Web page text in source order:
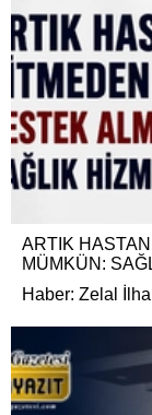
ARTIK
MÜMKÜN:
Haber: Zelal